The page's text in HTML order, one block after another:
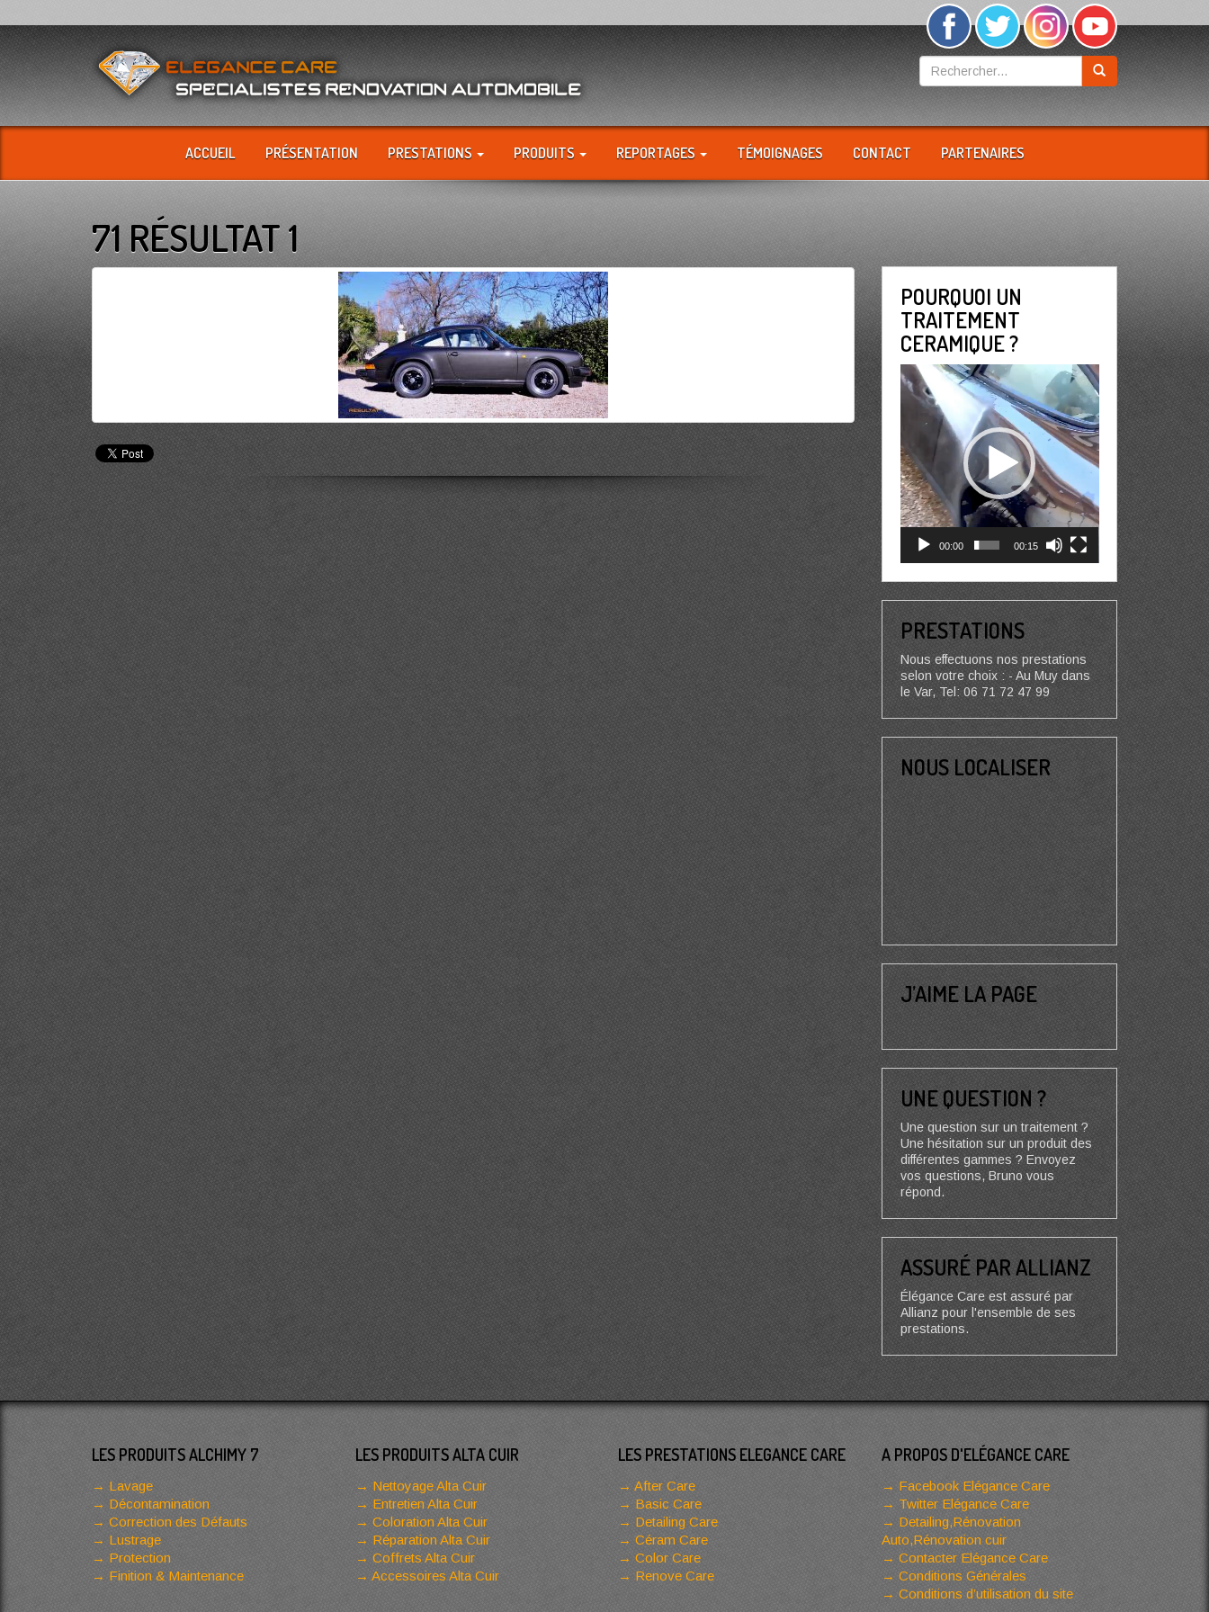
ACCUEIL PRÉSENTATION PRESTATIONS PRODUITS REPORTAGES TÉMOIGNAGES CONTACT PARTENAIRES
71 RÉSULTAT 1
POURQUOI UN
TRAITEMENT
CERAMIQUE ?
Lecteur
vidéo
00:00 00:15
PRESTATIONS
Nous effectuons nos prestations
selon votre choix : - Au Muy dans
le Var, Tel: 06 71 72 47 99
NOUS LOCALISER
J’AIME LA PAGE
UNE QUESTION ?
Une question sur un traitement ?
Une hésitation sur un produit des
différentes gammes ? Envoyez
vos questions, Bruno vous
répond.
ASSURÉ PAR ALLIANZ
Élégance Care est assuré par
Allianz pour l'ensemble de ses
prestations.
LES PRODUITS ALCHIMY 7
Lavage
Décontamination
Correction des Défauts
Lustrage
Protection
Finition & Maintenance
LES PRODUITS ALTA CUIR
Nettoyage Alta Cuir
Entretien Alta Cuir
Coloration Alta Cuir
Réparation Alta Cuir
Coffrets Alta Cuir
Accessoires Alta Cuir
LES PRESTATIONS ELEGANCE CARE
After Care
Basic Care
Detailing Care
Céram Care
Color Care
Renove Care
A PROPOS D'ELÉGANCE CARE
Facebook Elégance Care
Twitter Elégance Care
Detailing,Rénovation
Auto,Rénovation cuir
Contacter Elégance Care
Conditions Générales
Conditions d’utilisation du site